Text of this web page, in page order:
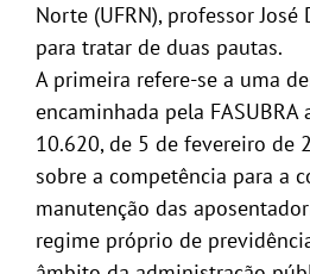
Norte (UFRN), professor
para tratar de duas pautas.
A primeira refere-se a uma
encaminhada pela FASUBRA
10.620, de 5 de fevereiro de
sobre a competência para a
manutenção das
regime próprio de